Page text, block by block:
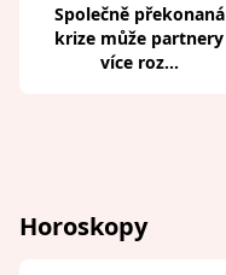
Společně překonaná
krize může partnery
více roz...
Horoskopy